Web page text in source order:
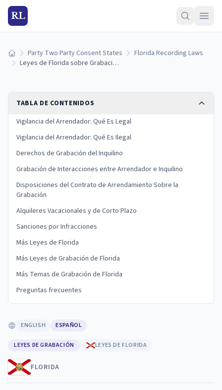
RL
Inicio Party Two Party Consent States
Florida Recording Laws
Leyes de Florida sobre Grabación entre Arrendador e Inquilino: Cámaras y Reglas de Privacidad (2026)
TABLA DE CONTENIDOS
Vigilancia del Arrendador: Qué Es Legal
Vigilancia del Arrendador: Qué Es Ilegal
Derechos de Grabación del Inquilino
Grabación de Interacciones entre Arrendador e Inquilino
Disposiciones del Contrato de Arrendamiento Sobre la
Grabación
Alquileres Vacacionales y de Corto Plazo
Sanciones por Infracciones
Más Leyes de Florida
Más Leyes de Grabación de Florida
Más Temas de Grabación de Florida
Preguntas frecuentes
ENGLISH ESPAÑOL
LEYES DE GRABACIÓN LEYES DE FLORIDA
FLORIDA